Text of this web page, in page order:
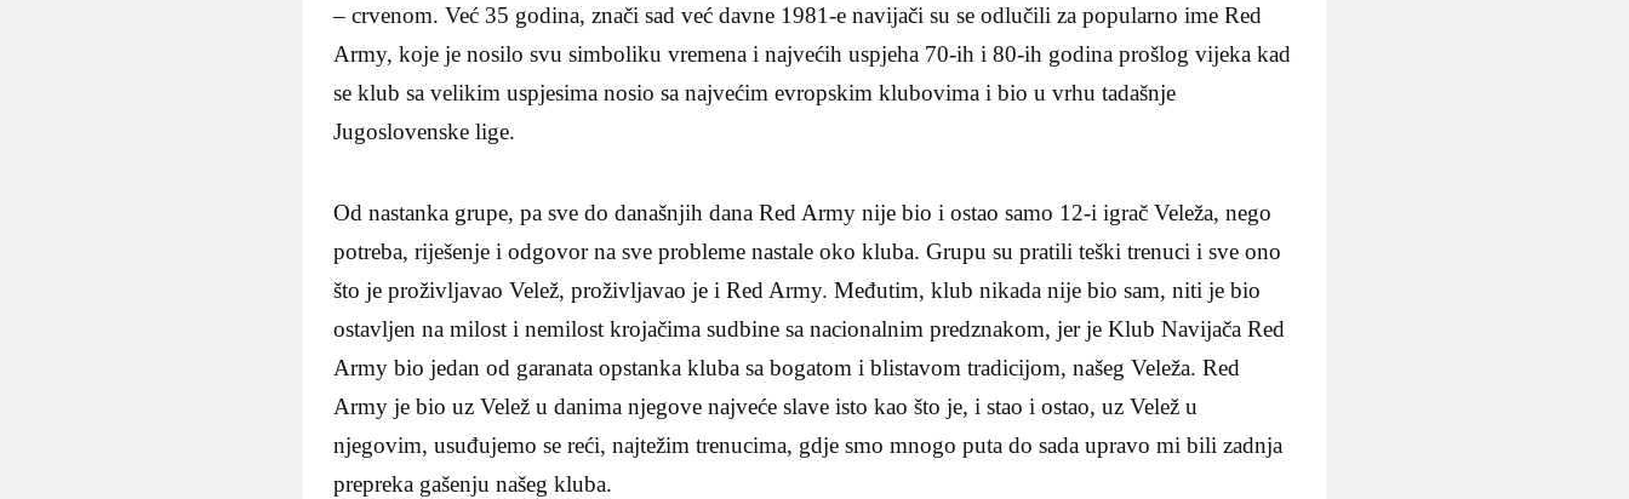
– crvenom. Već 35 godina, znači sad već davne 1981-e navijači su se odlučili za popularno ime Red
Army, koje je nosilo svu simboliku vremena i najvećih uspjeha 70-ih i 80-ih godina prošlog vijeka kad
se klub sa velikim uspjesima nosio sa najvećim evropskim klubovima i bio u vrhu tadašnje
Jugoslovenske lige.
Od nastanka grupe, pa sve do današnjih dana Red Army nije bio i ostao samo 12-i igrač Veleža, nego
potreba, riješenje i odgovor na sve probleme nastale oko kluba. Grupu su pratili teški trenuci i sve ono
što je proživljavao Velež, proživljavao je i Red Army. Međutim, klub nikada nije bio sam, niti je bio
ostavljen na milost i nemilost krojačima sudbine sa nacionalnim predznakom, jer je Klub Navijača Red
Army bio jedan od garanata opstanka kluba sa bogatom i blistavom tradicijom, našeg Veleža. Red
Army je bio uz Velež u danima njegove najveće slave isto kao što je, i stao i ostao, uz Velež u
njegovim, usuđujemo se reći, najtežim trenucima, gdje smo mnogo puta do sada upravo mi bili zadnja
prepreka gašenju našeg kluba.